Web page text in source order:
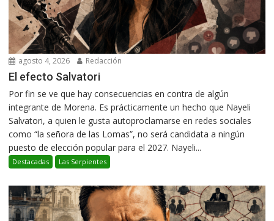
agosto 4, 2026 Redacción
El efecto Salvatori
Por fin se ve que hay consecuencias en contra de algún
integrante de Morena. Es prácticamente un hecho que Nayeli
Salvatori, a quien le gusta autoproclamarse en redes sociales
como “la señora de las Lomas”, no será candidata a ningún
puesto de elección popular para el 2027. Nayeli...
Destacadas Las Serpientes